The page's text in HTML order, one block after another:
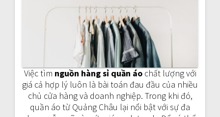
Việc tìm nguồn hàng sỉ quần áochất lượng với
giá cả hợp lý luôn là bài toán đau đầu của nhiều
chủ cửa hàng và doanh nghiệp. Trong khi đó,
quần áo từ Quảng Châu lại nổi bật với sự đa